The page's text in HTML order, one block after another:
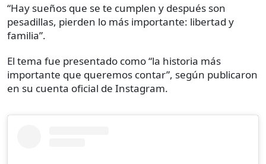
“Hay sueños que se te cumplen y después son
pesadillas, pierden lo más importante: libertad y
familia”.
El tema fue presentado como “la historia más
importante que queremos contar”, según publicaron
en su cuenta oficial de Instagram.